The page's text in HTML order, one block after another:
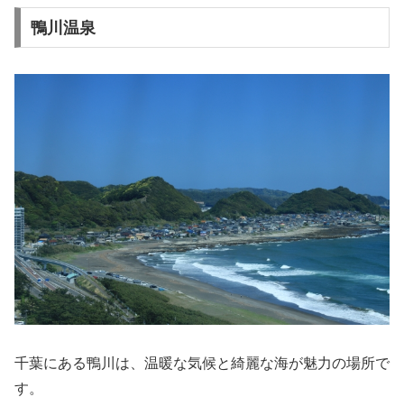
鴨川温泉
千葉にある鴨川は、温暖な気候と綺麗な海が魅力の場所で
す。